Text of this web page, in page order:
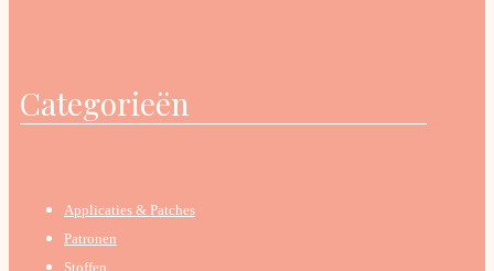
Categorieën
Applicaties & Patches
Patronen
Stoffen